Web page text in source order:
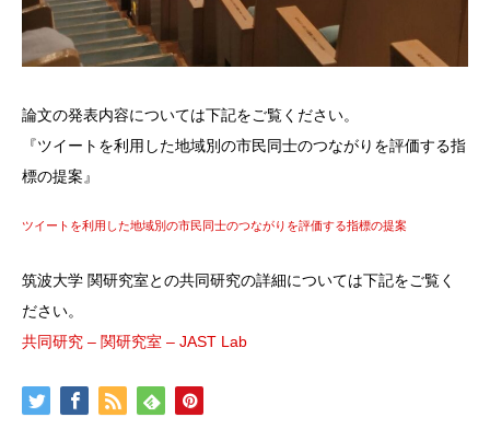
論文の発表内容については下記をご覧ください。
『ツイートを利用した地域別の市民同士のつながりを評価する指
標の提案』
ツイートを利用した地域別の市民同士のつながりを評価する指標の提案
筑波大学 関研究室との共同研究の詳細については下記をご覧く
ださい。
共同研究 – 関研究室 – JAST Lab